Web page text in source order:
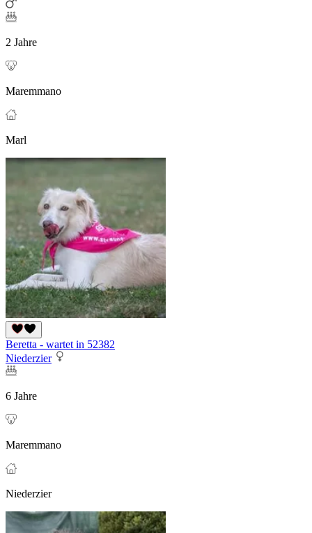
2 Jahre
Maremmano
Marl
Beretta - wartet in 52382
Niederzier
6 Jahre
Maremmano
Niederzier